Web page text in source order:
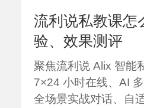
流利说私教课怎
验、效果测评
聚焦流利说 Alix 智能
7×24 小时在线、AI
全场景实战对话、自